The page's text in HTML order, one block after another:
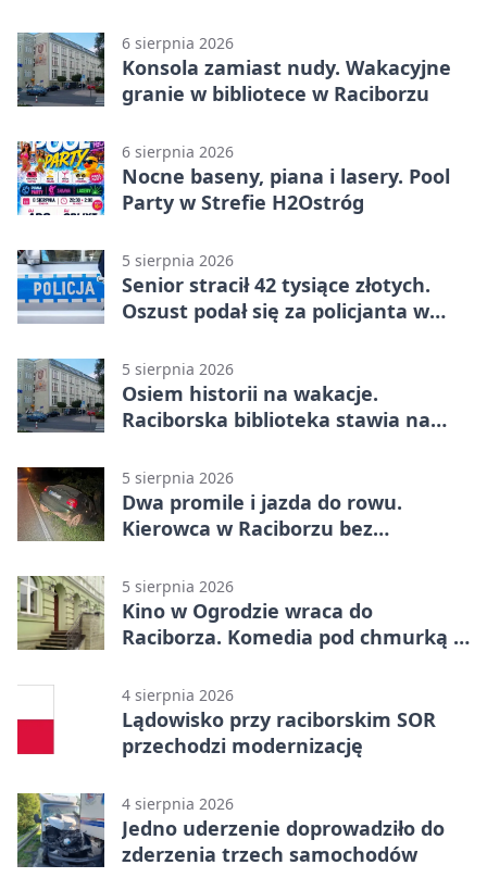
6 sierpnia 2026
Konsola zamiast nudy. Wakacyjne
granie w bibliotece w Raciborzu
6 sierpnia 2026
Nocne baseny, piana i lasery. Pool
Party w Strefie H2Ostróg
5 sierpnia 2026
Senior stracił 42 tysiące złotych.
Oszust podał się za policjanta w
5 sierpnia 2026
Osiem historii na wakacje.
Raciborska biblioteka stawia na
5 sierpnia 2026
Dwa promile i jazda do rowu.
Kierowca w Raciborzu bez
5 sierpnia 2026
Kino w Ogrodzie wraca do
Raciborza. Komedia pod chmurką w
4 sierpnia 2026
Lądowisko przy raciborskim SOR
przechodzi modernizację
4 sierpnia 2026
Jedno uderzenie doprowadziło do
zderzenia trzech samochodów